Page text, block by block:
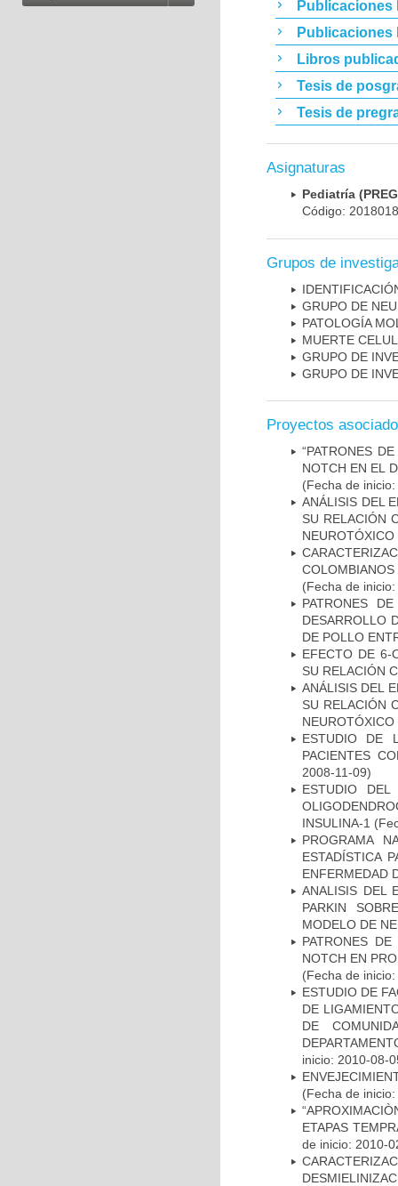
Publicaciones
Publicaciones
Libros
Tesis de
Tesis de
Asignaturas
Pediatría
Código:
Grupos de
GRUPO DE
PATOLOGÍA
MUERTE
GRUPO DE
GRUPO DE
Proyectos
“PATRONES
NOTCH EN EL
(Fecha de
ANÁLISIS DEL
SU RELACIÓN
NEUROTÓXICO
(Fecha de
PATRONES
DESARROLLO
DE POLLO
EFECTO DE 6-
SU RELACIÓN
ANÁLISIS DEL
SU RELACIÓN
NEUROTÓXICO
ESTUDIO DE
PACIENTES
2008-11-09)
ESTUDIO
INSULINA-1
PROGRAMA
ESTADÍSTICA
ENFERMEDAD
ANALISIS DEL
PARKIN
MODELO DE
PATRONES
NOTCH EN
(Fecha de
ESTUDIO DE
DE
DE
inicio: 2010-08-
(Fecha de
ETAPAS
de inicio: 2010-